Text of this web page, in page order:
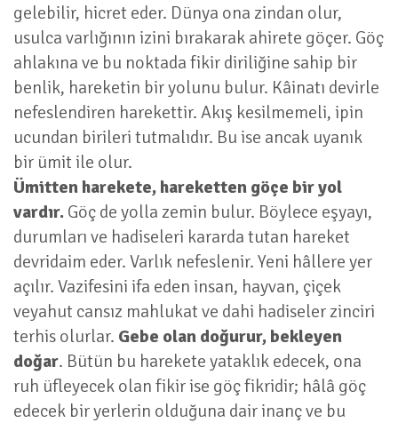
gelebilir, hicret eder. Dünya ona zindan olur,
usulca varlığının izini bırakarak ahirete göçer. Göç
ahlakına ve bu noktada fikir diriliğine sahip bir
benlik, hareketin bir yolunu bulur. Kâinatı devirle
nefeslendiren harekettir. Akış kesilmemeli, ipin
ucundan birileri tutmalıdır. Bu ise ancak uyanık
bir ümit ile olur.
Ümitten harekete, hareketten göçe bir yol
vardır. Göç de yolla zemin bulur. Böylece eşyayı,
durumları ve hadiseleri kararda tutan hareket
devridaim eder. Varlık nefeslenir. Yeni hâllere yer
açılır. Vazifesini ifa eden insan, hayvan, çiçek
veyahut cansız mahlukat ve dahi hadiseler zinciri
terhis olurlar. Gebe olan doğurur, bekleyen
doğar. Bütün bu harekete yataklık edecek, ona
ruh üfleyecek olan fikir ise göç fikridir; hâlâ göç
edecek bir yerlerin olduğuna dair inanç ve bu